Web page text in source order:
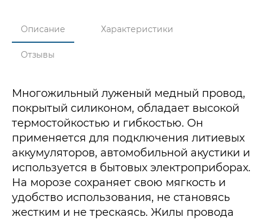
Описание Характеристики
Отзывы
Многожильный луженый медный провод,
покрытый силиконом, обладает высокой
термостойкостью и гибкостью. Он
применяется для подключения литиевых
аккумуляторов, автомобильной акустики и
используется в бытовых электроприборах.
На морозе сохраняет свою мягкость и
удобство использования, не становясь
жестким и не трескаясь. Жилы провода